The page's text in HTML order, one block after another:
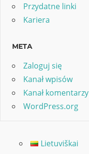
Przydatne linki
Kariera
META
Zaloguj się
Kanał wpisów
Kanał komentarzy
WordPress.org
Lietuviškai